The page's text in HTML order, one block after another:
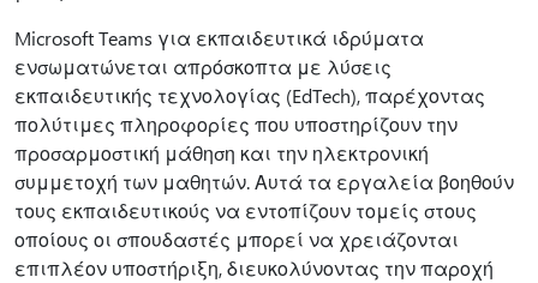
Microsoft Teams για εκπαιδευτικά ιδρύματα
ενσωματώνεται απρόσκοπτα με λύσεις
εκπαιδευτικής τεχνολογίας (EdTech), παρέχοντας
πολύτιμες πληροφορίες που υποστηρίζουν την
προσαρμοστική μάθηση και την ηλεκτρονική
συμμετοχή των μαθητών. Αυτά τα εργαλεία βοηθούν
τους εκπαιδευτικούς να εντοπίζουν τομείς στους
οποίους οι σπουδαστές μπορεί να χρειάζονται
επιπλέον υποστήριξη, διευκολύνοντας την παροχή